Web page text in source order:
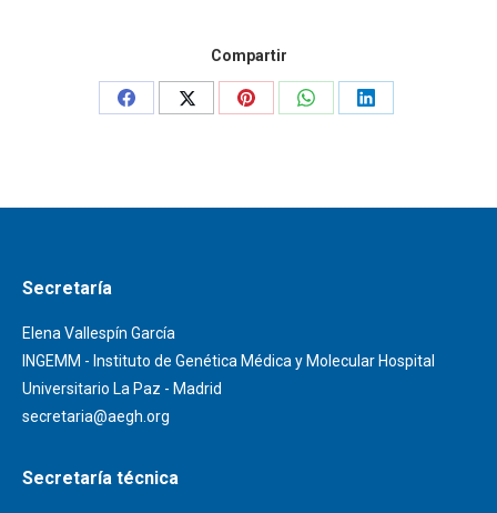
Compartir
Share
Share
Share
Share
Share
Secretaría
Elena Vallespín García
INGEMM - Instituto de Genética Médica y Molecular Hospital
Universitario La Paz - Madrid
secretaria@aegh.org
Secretaría técnica